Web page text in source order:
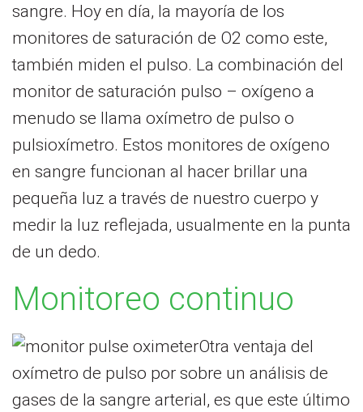
sangre. Hoy en día, la mayoría de los
monitores de saturación de O2 como este,
también miden el pulso. La combinación del
monitor de saturación pulso – oxígeno a
menudo se llama oxímetro de pulso o
pulsioxímetro. Estos monitores de oxígeno
en sangre funcionan al hacer brillar una
pequeña luz a través de nuestro cuerpo y
medir la luz reflejada, usualmente en la punta
de un dedo.
Monitoreo continuo
Otra ventaja del
oxímetro de pulso por sobre un análisis de
gases de la sangre arterial, es que este último